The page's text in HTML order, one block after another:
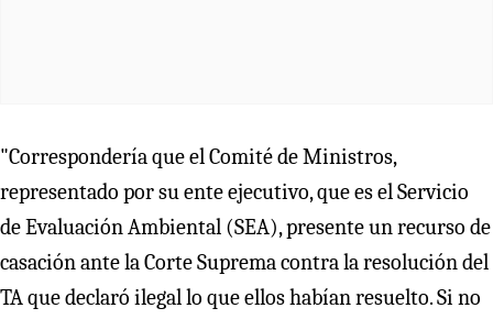
"Correspondería que el Comité de Ministros,
representado por su ente ejecutivo, que es el Servicio
de Evaluación Ambiental (SEA), presente un recurso de
casación ante la Corte Suprema contra la resolución del
TA que declaró ilegal lo que ellos habían resuelto. Si no